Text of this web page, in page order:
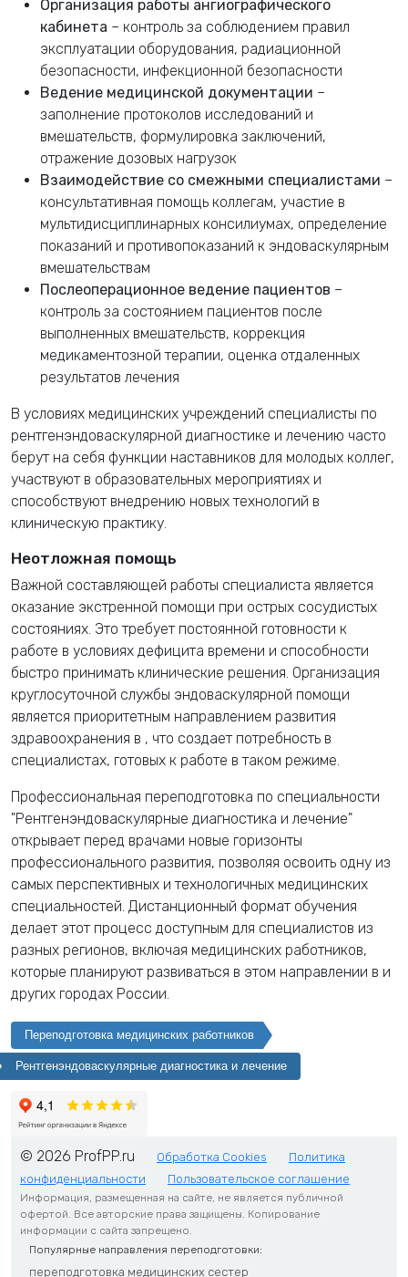
Организация работы ангиографического
кабинета – контроль за соблюдением правил
эксплуатации оборудования, радиационной
безопасности, инфекционной безопасности
Ведение медицинской документации –
заполнение протоколов исследований и
вмешательств, формулировка заключений,
отражение дозовых нагрузок
Взаимодействие со смежными специалистами –
консультативная помощь коллегам, участие в
мультидисциплинарных консилиумах, определение
показаний и противопоказаний к эндоваскулярным
вмешательствам
Послеоперационное ведение пациентов –
контроль за состоянием пациентов после
выполненных вмешательств, коррекция
медикаментозной терапии, оценка отдаленных
результатов лечения
В условиях медицинских учреждений специалисты по
рентгенэндоваскулярной диагностике и лечению часто
берут на себя функции наставников для молодых коллег,
участвуют в образовательных мероприятиях и
способствуют внедрению новых технологий в
клиническую практику.
Неотложная помощь
Важной составляющей работы специалиста является
оказание экстренной помощи при острых сосудистых
состояниях. Это требует постоянной готовности к
работе в условиях дефицита времени и способности
быстро принимать клинические решения. Организация
круглосуточной службы эндоваскулярной помощи
является приоритетным направлением развития
здравоохранения в , что создает потребность в
специалистах, готовых к работе в таком режиме.
Профессиональная переподготовка по специальности
"Рентгенэндоваскулярные диагностика и лечение"
открывает перед врачами новые горизонты
профессионального развития, позволяя освоить одну из
самых перспективных и технологичных медицинских
специальностей. Дистанционный формат обучения
делает этот процесс доступным для специалистов из
разных регионов, включая медицинских работников,
которые планируют развиваться в этом направлении в и
других городах России.
Переподготовка медицинских работников
Рентгенэндоваскулярные диагностика и лечение
© 2026 ProfPP.ru Обработка Cookies
Политика
конфиденциальности
Пользовательское соглашение
Информация, размещенная на сайте, не является публичной
офертой. Все авторские права защищены. Копирование
информации с сайта запрещено.
Популярные направления переподготовки:
переподготовка медицинских сестер